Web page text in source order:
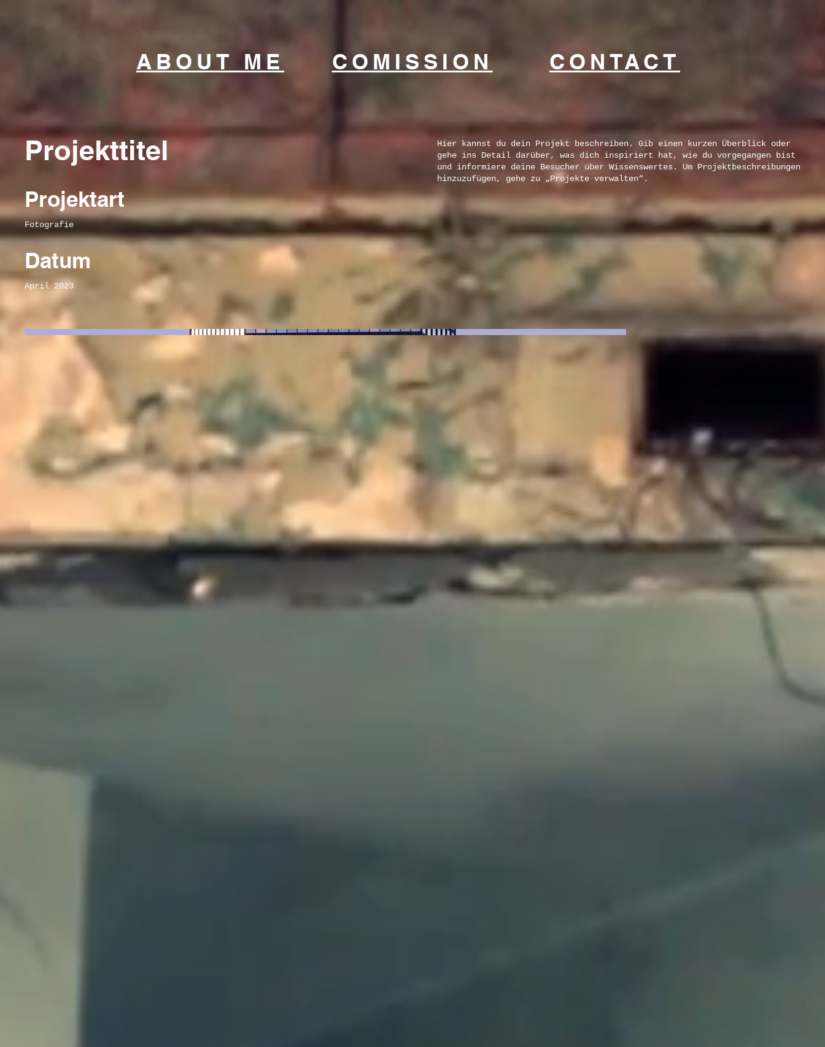
ABOUT ME COMISSION CONTACT
Projekttitel
Projektart
Fotografie
Datum
April 2023
Hier kannst du dein Projekt beschreiben. Gib einen kurzen Überblick oder
gehe ins Detail darüber, was dich inspiriert hat, wie du vorgegangen bist
und informiere deine Besucher über Wissenswertes. Um Projektbeschreibungen
hinzuzufügen, gehe zu „Projekte verwalten“.